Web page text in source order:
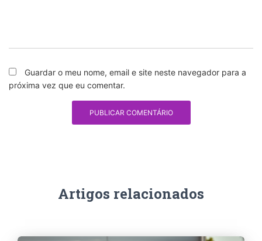
Guardar o meu nome, email e site neste navegador para a
próxima vez que eu comentar.
Artigos relacionados